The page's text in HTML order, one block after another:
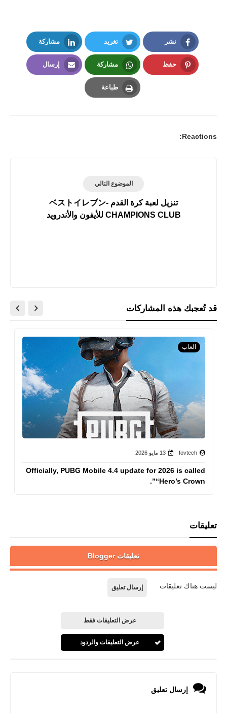
نشر
Facebook
تغريد
Twitter
مشاركة
LinkedIn
حفظ مشاركة
Whatsapp
إرسال
طباعة
Reactions:
الموضوع التالي
تنزيل لعبة كرة القدم ベストイレブン-
CHAMPIONS CLUB‏ للأيفون والأندرويد
قد تُعجبك هذه المشاركات
العاب
fovtech 13 مايو 2026
Officially, PUBG Mobile 4.4 update for 2026 is called
“Hero’s Crown”.
تعليقات
تعليقات Blogger
ليست هناك تعليقات إرسال تعليق
عرض التعليقات فقط
عرض التعليقات والردود
إرسال تعليق